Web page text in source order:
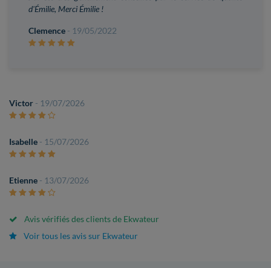
d'Émilie, Merci Émilie !
Clemence - 19/05/2022
Victor - 19/07/2026
Isabelle - 15/07/2026
Etienne - 13/07/2026
Avis vérifiés des clients de Ekwateur
Voir tous les avis sur Ekwateur